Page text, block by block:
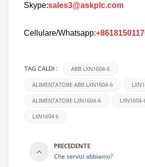
Skype:sales3@askplc.com
Cellulare/Whatsapp:
TAG CALDI : ABB LXN1604-6
ALIMENTATORE ABB LXN1604-6
ALIMENTATORE LXN1604-6 LXN1604-
LXN1604 6
PRECEDENTE
Che servizi abbiamo?